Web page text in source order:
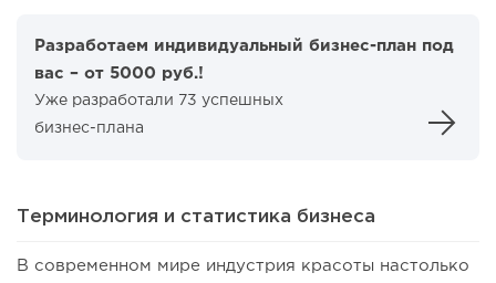
Разработаем индивидуальный бизнес-план под
вас – от 5000 руб.!
Уже разработали 73 успешных
бизнес-плана
Терминология и статистика бизнеса
В современном мире индустрия красоты настолько